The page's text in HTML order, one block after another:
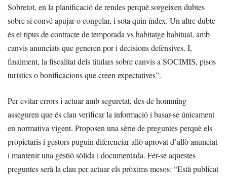
Sobretot, en la planificació de rendes perquè sorgeixen dubtes
sobre si convé apujar o congelar, i sota quin índex. Un altre dubte
és el tipus de contracte de temporada vs habitatge habitual, amb
canvis anunciats que generen por i decisions defensives. I,
finalment, la fiscalitat dels titulars sobre canvis a SOCIMIS, pisos
turístics o bonificacions que creen expectatives”.
Per evitar errors i actuar amb seguretat, des de homming
asseguren que és clau verificar la informació i basar-se únicament
en normativa vigent. Proposen una sèrie de preguntes perquè els
propietaris i gestors puguin diferenciar allò aprovat d’allò anunciat
i mantenir una gestió sòlida i documentada. Fer-se aquestes
preguntes serà la clau per actuar els pròxims mesos: “Està publicat